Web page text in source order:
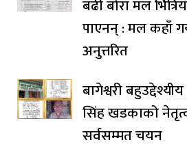
बढी बोरा मल
पाएनन् : मल कहाँ
अनुत्तरित
बागेश्वरी
सिंह खडकाको
सर्वसम्मत चयन